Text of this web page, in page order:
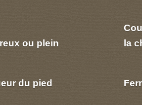
ou plein
du pied
la